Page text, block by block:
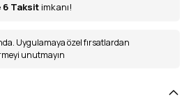
6 Taksit imkanı!
Uygulamaya özel fırsatlardan
unutmayın